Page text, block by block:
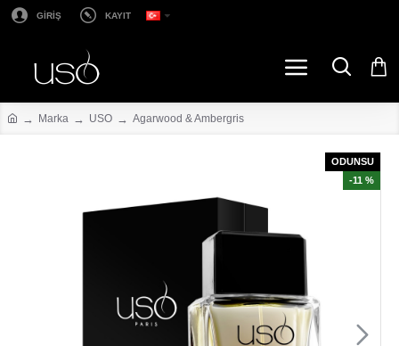
GİRİŞ KAYIT
Marka USO Agarwood & Ambergris
ODUNSU
-11 %